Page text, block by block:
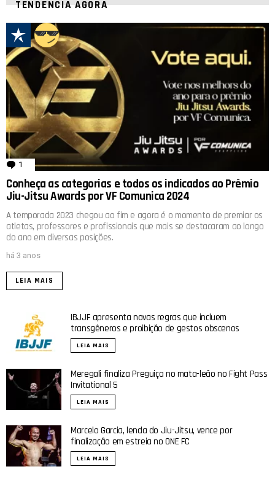
TENDÊNCIA AGORA
1 comentário
Conheça as categorias e todos os indicados ao Prêmio
Jiu-Jitsu Awards por VF Comunica 2024
A temporada 2023 chegou ao fim e agora é o momento de premiar os
atletas, professores e profissionais que mais se destacaram ao longo
do ano em diversas posições.
há 3 anos
LEIA MAIS
IBJJF apresenta novas regras que incluem
transgêneros e proibição de gestos obscenos
LEIA MAIS
Meregali finaliza Preguiça no mata-leão no Fight Pass
Invitational 5
LEIA MAIS
Marcelo Garcia, lenda do Jiu-Jitsu, vence por
finalização em estreia no ONE FC
LEIA MAIS